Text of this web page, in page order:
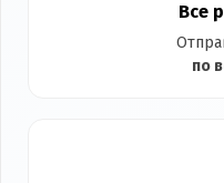
Все
по